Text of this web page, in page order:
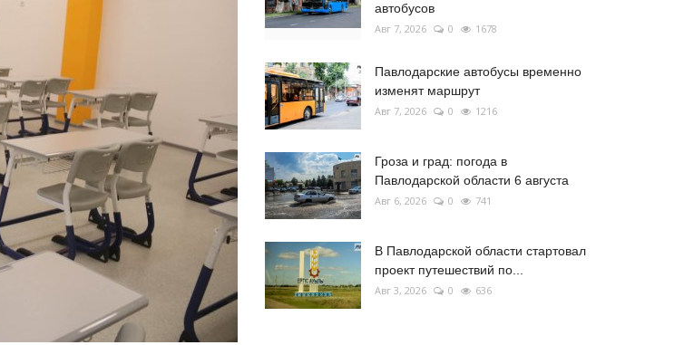
автобусов
Авг 7, 2026 0 1678
Павлодарские автобусы временно
изменят маршрут
Авг 7, 2026 0 1216
Гроза и град: погода в
Павлодарской области 6 августа
Авг 6, 2026 0 741
В Павлодарской области стартовал
проект путешествий по...
Авг 3, 2026 0 636